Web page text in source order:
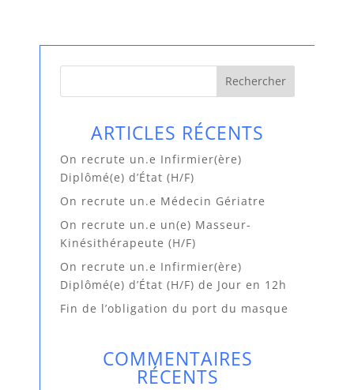
Rechercher
ARTICLES RÉCENTS
On recrute un.e Infirmier(ère)
Diplômé(e) d’État (H/F)
On recrute un.e Médecin Gériatre
On recrute un.e un(e) Masseur-
Kinésithérapeute (H/F)
On recrute un.e Infirmier(ère)
Diplômé(e) d’État (H/F) de Jour en 12h
Fin de l’obligation du port du masque
COMMENTAIRES
RÉCENTS